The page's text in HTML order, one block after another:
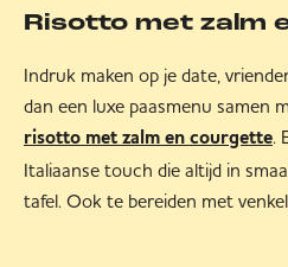
Risotto met zalm
Indruk maken op je date,
dan een luxe paasmenu samen
risotto met zalm en courgette.
Italiaanse touch die altijd in
tafel. Ook te bereiden met